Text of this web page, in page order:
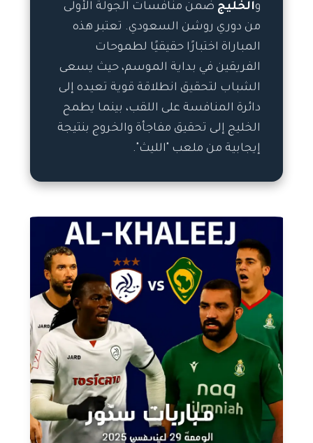
والخليج ضمن منافسات الجولة الأولى
من دوري روشن السعودي. تعتبر هذه
المباراة اختبارًا حقيقيًا لطموحات
الفريقين في بداية الموسم، حيث يسعى
الشباب لتحقيق انطلاقة قوية تعيده إلى
دائرة المنافسة على اللقب، بينما يطمح
الخليج إلى تحقيق مفاجأة والخروج بنتيجة
إيجابية من ملعب "الليث".